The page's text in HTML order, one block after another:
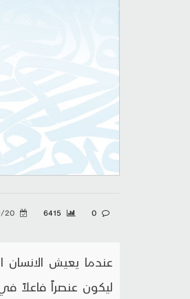
0
2017/09/20
عندما يعيش الانسان
ليكون عنصراً فاعلاً